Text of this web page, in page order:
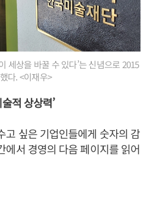
세상을 바꿀 수 있다’는 신념으로 2015
다. <이재우>
적 상상력’
고 싶은 기업인들에게 숫자의 감
에서 경영의 다음 페이지를 읽어